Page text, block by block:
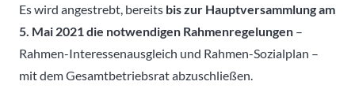
Es wird angestrebt, bereits bis zur Hauptversammlung am
5. Mai 2021 die notwendigen Rahmenregelungen –
Rahmen-Interessenausgleich und Rahmen-Sozialplan –
mit dem Gesamtbetriebsrat abzuschließen.